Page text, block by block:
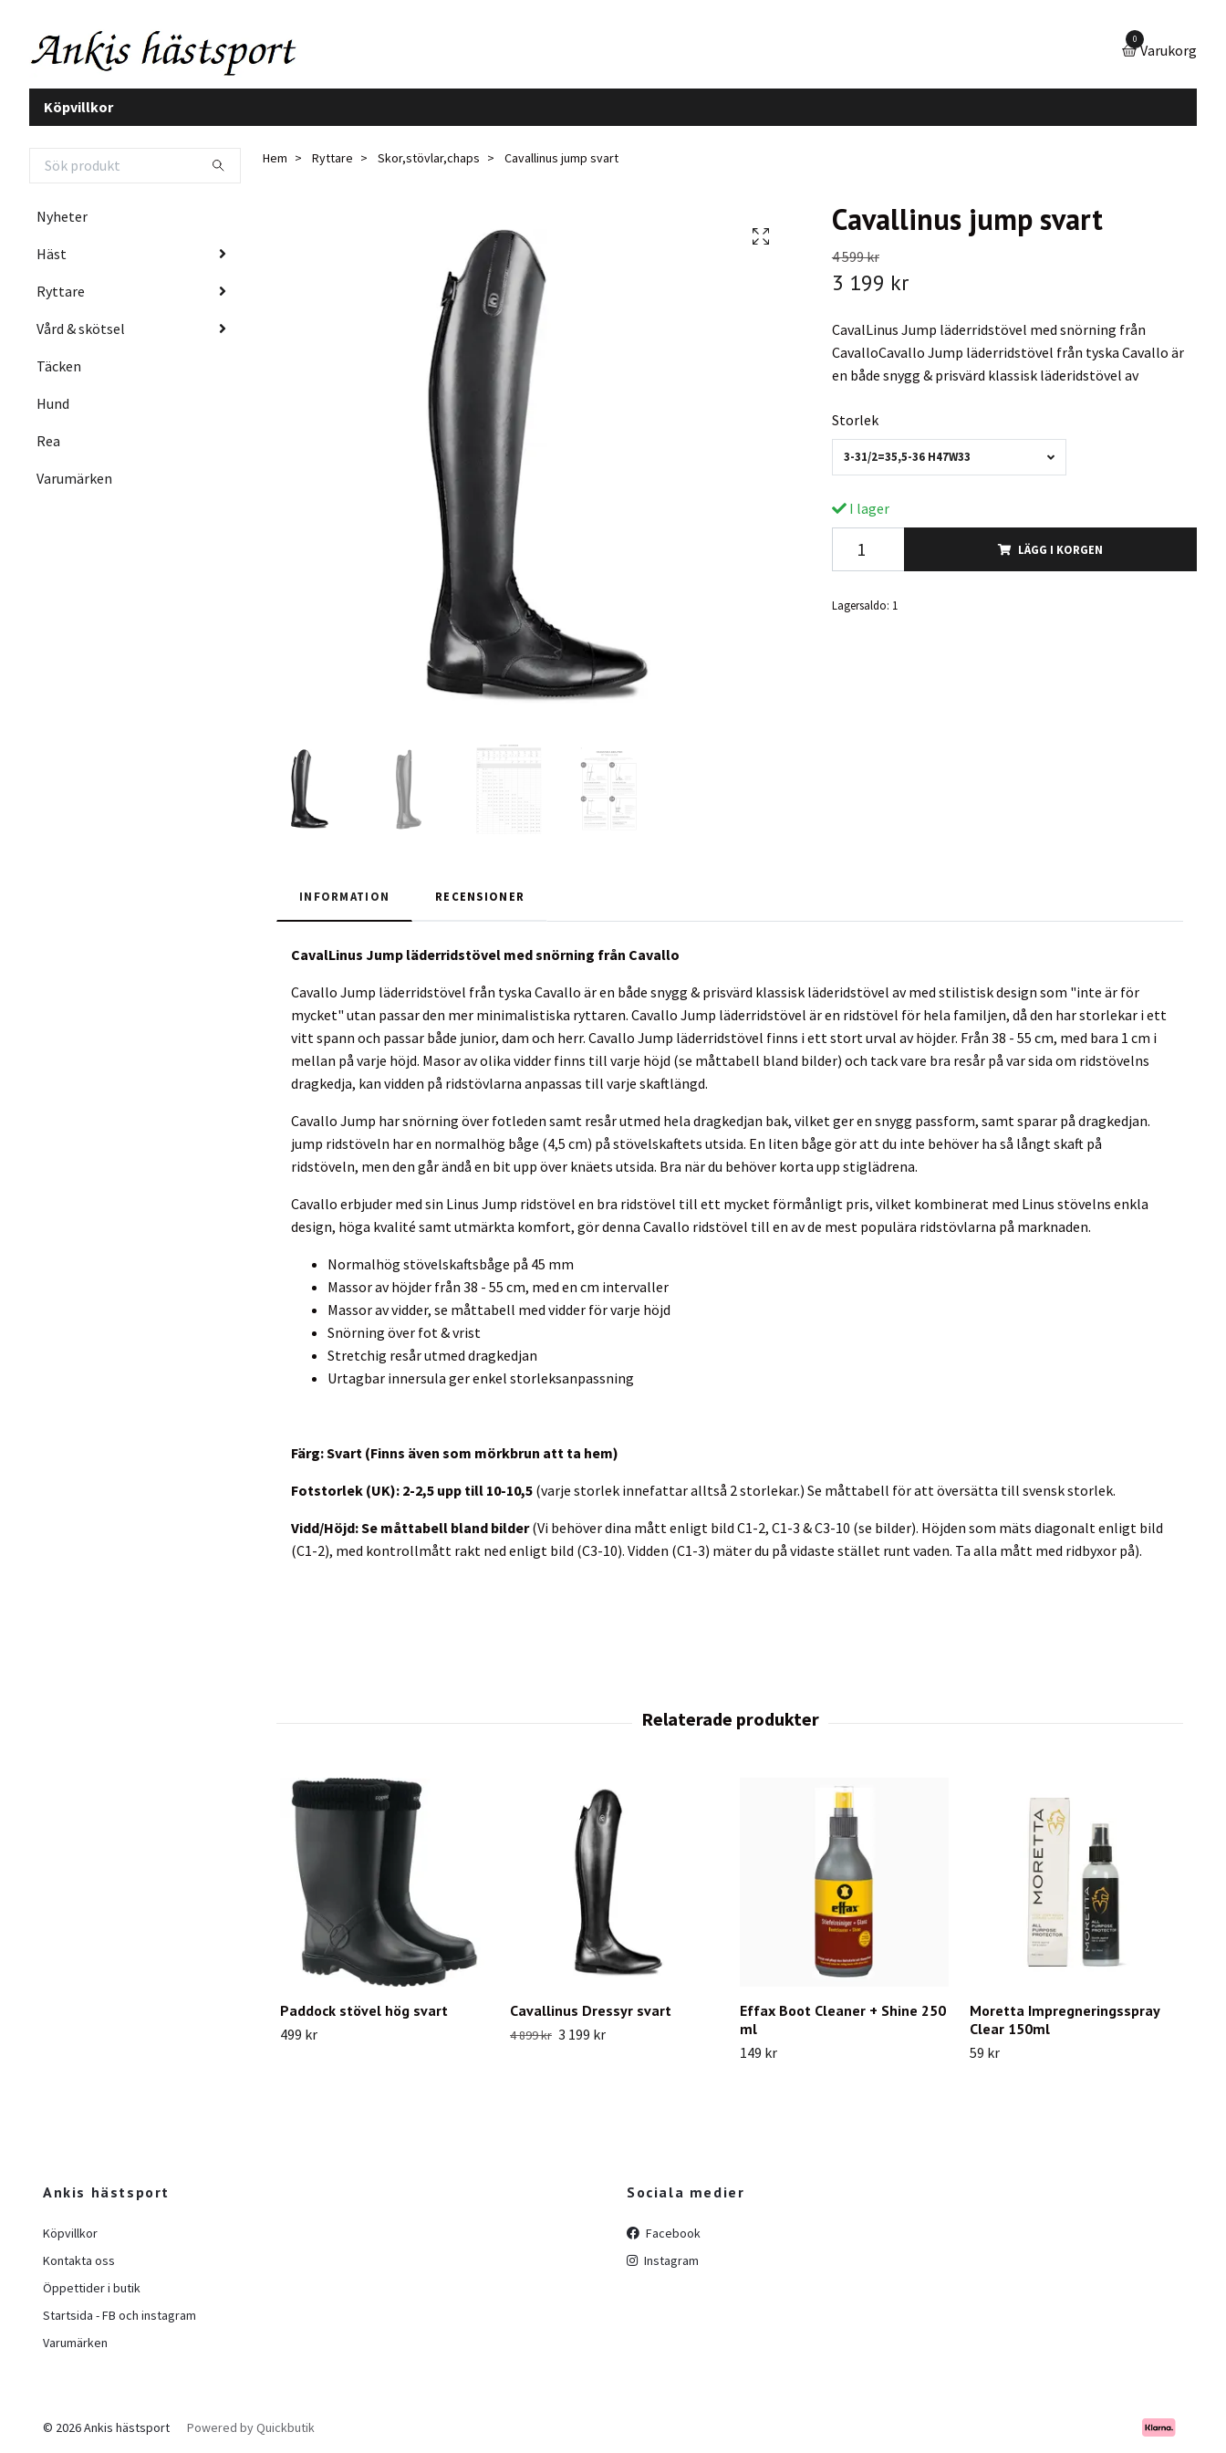
0
Varukorg
Köpvillkor
Nyheter
Häst
Ryttare
Vård & skötsel
Täcken
Hund
Rea
Varumärken
Hem Ryttare Skor,stövlar,chaps Cavallinus jump svart
Cavallinus jump svart
4 599 kr
3 199 kr
CavalLinus Jump läderridstövel med snörning från
CavalloCavallo Jump läderridstövel från tyska Cavallo är
en både snygg & prisvärd klassisk läderidstövel av
Storlek
3-31/2=35,5-36 H47W33
I lager
LÄGG I KORGEN
Lagersaldo: 1
INFORMATION RECENSIONER
CavalLinus Jump läderridstövel med snörning från Cavallo
Cavallo Jump läderridstövel från tyska Cavallo är en både snygg & prisvärd klassisk läderidstövel av med stilistisk design som "inte är för
mycket" utan passar den mer minimalistiska ryttaren. Cavallo Jump läderridstövel är en ridstövel för hela familjen, då den har storlekar i ett
vitt spann och passar både junior, dam och herr. Cavallo Jump läderridstövel finns i ett stort urval av höjder. Från 38 - 55 cm, med bara 1 cm i
mellan på varje höjd. Masor av olika vidder finns till varje höjd (se måttabell bland bilder) och tack vare bra resår på var sida om ridstövelns
dragkedja, kan vidden på ridstövlarna anpassas till varje skaftlängd.
Cavallo Jump har snörning över fotleden samt resår utmed hela dragkedjan bak, vilket ger en snygg passform, samt sparar på dragkedjan.
jump ridstöveln har en normalhög båge (4,5 cm) på stövelskaftets utsida. En liten båge gör att du inte behöver ha så långt skaft på
ridstöveln, men den går ändå en bit upp över knäets utsida. Bra när du behöver korta upp stiglädrena.
Cavallo erbjuder med sin Linus Jump ridstövel en bra ridstövel till ett mycket förmånligt pris, vilket kombinerat med Linus stövelns enkla
design, höga kvalité samt utmärkta komfort, gör denna Cavallo ridstövel till en av de mest populära ridstövlarna på marknaden.
Normalhög stövelskaftsbåge på 45 mm
Massor av höjder från 38 - 55 cm, med en cm intervaller
Massor av vidder, se måttabell med vidder för varje höjd
Snörning över fot & vrist
Stretchig resår utmed dragkedjan
Urtagbar innersula ger enkel storleksanpassning
Färg: Svart (Finns även som mörkbrun att ta hem)
Fotstorlek (UK): 2-2,5 upp till 10-10,5 (varje storlek innefattar alltså 2 storlekar.) Se måttabell för att översätta till svensk storlek.
Vidd/Höjd: Se måttabell bland bilder(Vi behöver dina mått enligt bild C1-2, C1-3 & C3-10 (se bilder). Höjden som mäts diagonalt enligt bild
(C1-2), med kontrollmått rakt ned enligt bild (C3-10). Vidden (C1-3) mäter du på vidaste stället runt vaden. Ta alla mått med ridbyxor på).
Paddock stövel hög svart
499 kr
Cavallinus Dressyr svart
4 899 kr 3 199 kr
Effax Boot Cleaner + Shine 250
ml
149 kr
Moretta Impregneringsspray
Clear 150ml
59 kr
Ankis hästsport
Köpvillkor
Kontakta oss
Öppettider i butik
Startsida - FB och instagram
Varumärken
Sociala medier
Facebook
Instagram
© 2026 Ankis hästsport Powered by Quickbutik